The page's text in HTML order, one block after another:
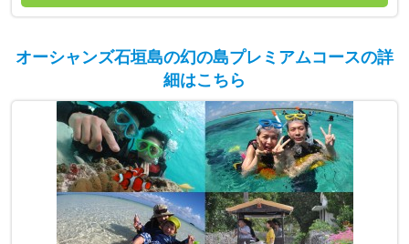
オーシャンズ石垣島の幻の島プレミアムコースの詳
細はこちら